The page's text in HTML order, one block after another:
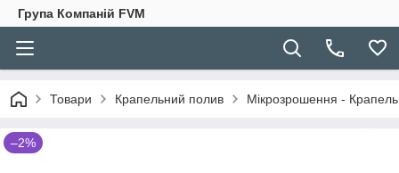
Група Компаній FVM
Товари Крапельний полив Мікрозрошення -
–2%